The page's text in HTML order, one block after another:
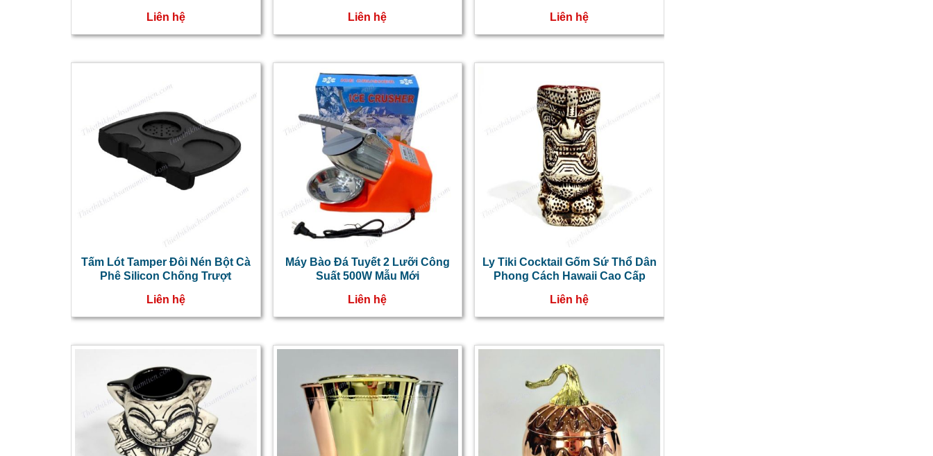
Liên hệ
Liên hệ
Liên hệ
Tấm Lót Tamper Đôi Nén Bột Cà
Phê Silicon Chống Trượt
Liên hệ
Máy Bào Đá Tuyết 2 Lưỡi Công
Suất 500W Mẫu Mới
Liên hệ
Ly Tiki Cocktail Gốm Sứ Thổ Dân
Phong Cách Hawaii Cao Cấp
Liên hệ